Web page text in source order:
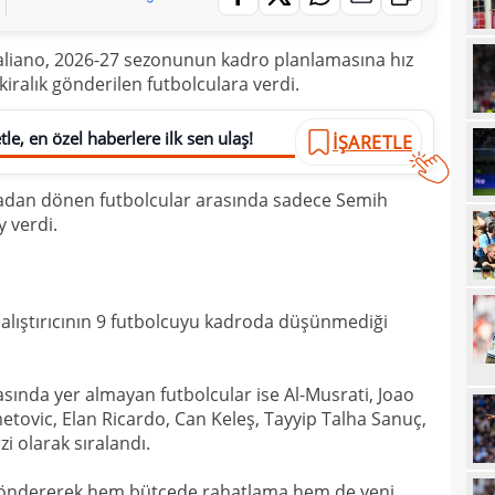
2026-27 sezonunun kadro planlamasına hız
gönderilen futbolculara verdi.
en özel haberlere ilk sen ulaş! İŞARETLE
dönen futbolcular arasında sadece Semih
verdi.
9 futbolcuyu kadroda düşünmediği
yer almayan futbolcular ise Al-Musrati, Joao
Elan Ricardo, Can Keleş, Tayyip Talha Sanuç,
olarak sıralandı.